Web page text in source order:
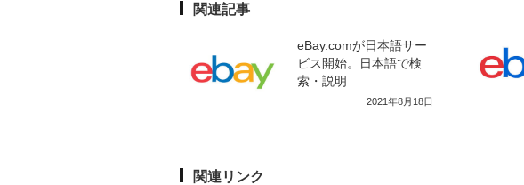
関連記事
eBay.comが日本語サー
ビス開始。日本語で検
索・説明
2021年8月18日
関連リンク